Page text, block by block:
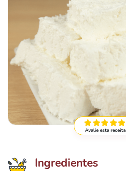
Avalie esta receita
Ingredientes